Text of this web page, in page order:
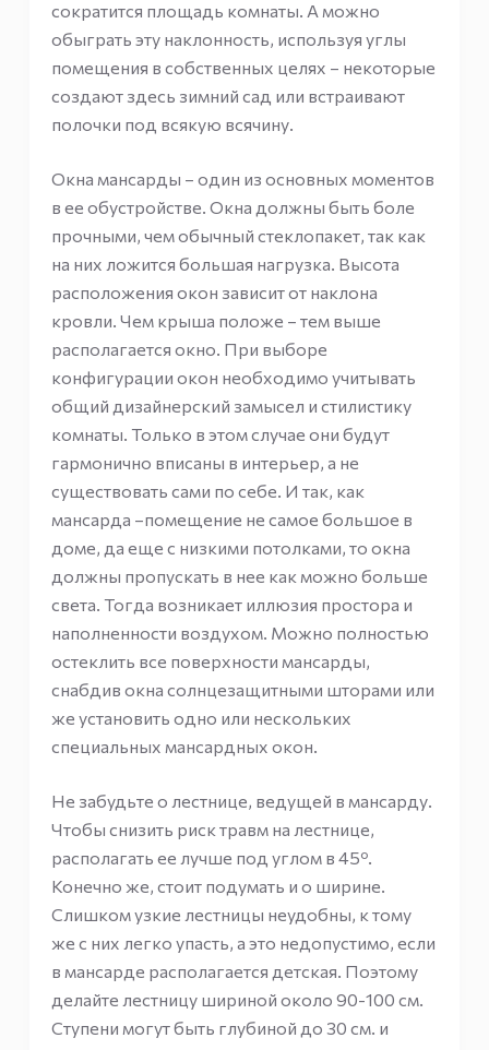
сократится площадь комнаты. А можно
обыграть эту наклонность, используя углы
помещения в собственных целях – некоторые
создают здесь зимний сад или встраивают
полочки под всякую всячину.
Окна мансарды – один из основных моментов
в ее обустройстве. Окна должны быть боле
прочными, чем обычный стеклопакет, так как
на них ложится большая нагрузка. Высота
расположения окон зависит от наклона
кровли. Чем крыша положе – тем выше
располагается окно. При выборе
конфигурации окон необходимо учитывать
общий дизайнерский замысел и стилистику
комнаты. Только в этом случае они будут
гармонично вписаны в интерьер, а не
существовать сами по себе. И так, как
мансарда –помещение не самое большое в
доме, да еще с низкими потолками, то окна
должны пропускать в нее как можно больше
света. Тогда возникает иллюзия простора и
наполненности воздухом. Можно полностью
остеклить все поверхности мансарды,
снабдив окна солнцезащитными шторами или
же установить одно или нескольких
специальных мансардных окон.
Не забудьте о лестнице, ведущей в мансарду.
Чтобы снизить риск травм на лестнице,
располагать ее лучше под углом в 45º.
Конечно же, стоит подумать и о ширине.
Слишком узкие лестницы неудобны, к тому
же с них легко упасть, а это недопустимо, если
в мансарде располагается детская. Поэтому
делайте лестницу шириной около 90-100 см.
Ступени могут быть глубиной до 30 см. и